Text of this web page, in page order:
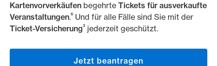
Kartenvorverkäufen begehrte Tickets für ausverkaufte
Veranstaltungen.6 Und für alle Fälle sind Sie mit der
Ticket-Versicherung3 jederzeit geschützt.
Jetzt beantragen